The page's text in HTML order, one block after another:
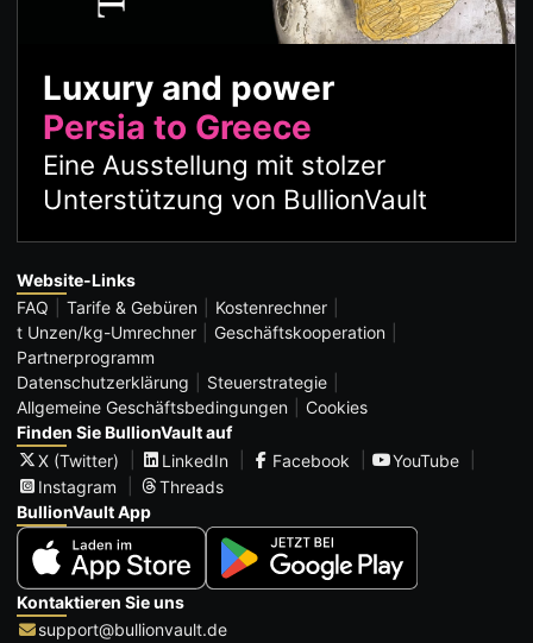
Luxury and power
Persia to Greece
Eine Ausstellung mit stolzer
Unterstützung von BullionVault
Website-Links
FAQ
Tarife & Gebüren
Kostenrechner
t Unzen/kg-Umrechner
Geschäftskooperation
Partnerprogramm
Datenschutzerklärung
Steuerstrategie
Allgemeine Geschäftsbedingungen
Cookies
Finden Sie BullionVault auf
X (Twitter)
LinkedIn Facebook
YouTube
Instagram
Threads
BullionVault App
Kontaktieren Sie uns
support@bullionvault.de